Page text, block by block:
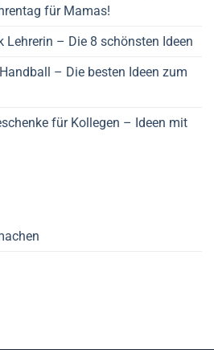
für Mamas!
Lehrerin – Die 8 schönsten Ideen
– Die besten Ideen zum
für Kollegen – Ideen mit